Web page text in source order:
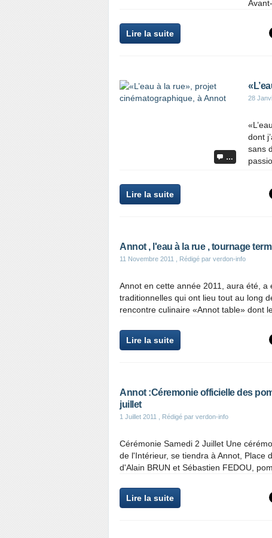
Lire la suite
…
28
dont
sans
Lire la suite
Annot , l'eau à la rue , tournage
11 Novembre 2011 , Rédigé par verdon-info
Annot en cette année 2011, aura été,
traditionnelles qui ont lieu tout au long
rencontre culinaire «Annot table» dont
Lire la suite
Annot :Céremonie officielle des
juillet
1 Juillet 2011 , Rédigé par verdon-info
Cérémonie Samedi 2 Juillet Une
de l'Intérieur, se tiendra à Annot, Place
d'Alain BRUN et Sébastien FEDOU,
Lire la suite